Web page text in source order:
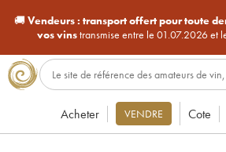
🚚Vendeurs : transport offert pour toute
vos vinstransmise entre le 01.07.2026 et
Acheter VENDRE Cote